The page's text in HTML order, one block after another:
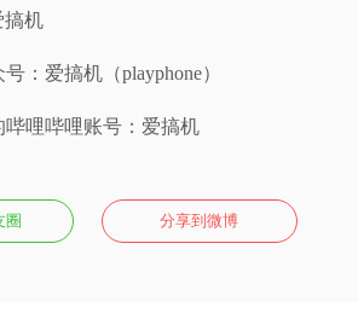
搞机
：爱搞机（playphone）
哩哔哩账号：爱搞机
圈 分享到微博